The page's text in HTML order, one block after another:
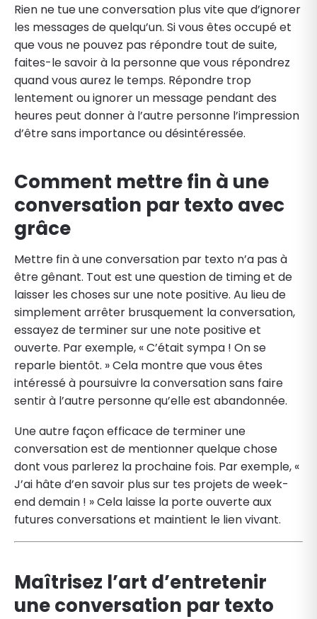
Rien ne tue une conversation plus vite que d’ignorer
les messages de quelqu’un. Si vous êtes occupé et
que vous ne pouvez pas répondre tout de suite,
faites-le savoir à la personne que vous répondrez
quand vous aurez le temps. Répondre trop
lentement ou ignorer un message pendant des
heures peut donner à l’autre personne l’impression
d’être sans importance ou désintéressée.
Comment mettre fin à une
conversation par texto avec
grâce
Mettre fin à une conversation par texto n’a pas à
être gênant. Tout est une question de timing et de
laisser les choses sur une note positive. Au lieu de
simplement arrêter brusquement la conversation,
essayez de terminer sur une note positive et
ouverte. Par exemple, « C’était sympa ! On se
reparle bientôt. » Cela montre que vous êtes
intéressé à poursuivre la conversation sans faire
sentir à l’autre personne qu’elle est abandonnée.
Une autre façon efficace de terminer une
conversation est de mentionner quelque chose
dont vous parlerez la prochaine fois. Par exemple, «
J’ai hâte d’en savoir plus sur tes projets de week-
end demain ! » Cela laisse la porte ouverte aux
futures conversations et maintient le lien vivant.
Maîtrisez l’art d’entretenir
une conversation par texto